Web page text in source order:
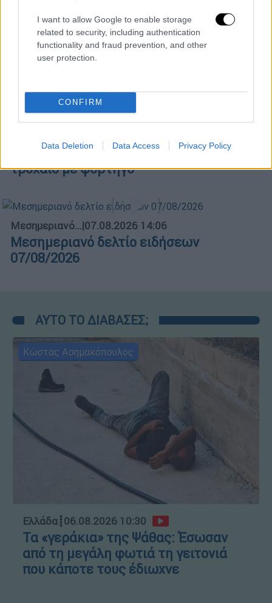
I want to allow Google to enable storage
related to security, including authentication
functionality and fraud prevention, and other
user protection.
CONFIRM
Data Deletion Data Access Privacy Policy
Κεντρικό...|07.08.2026 19:53
Σέρρες: Νεκροί μητέρα και γιος σε
τροχαίο με φορτηγό
Μεσημεριανό...|07.08.2026 14:06
Μεσημεριανό δελτίο ειδήσεων
07/08/2026
ΑΥΤΟ ΤΟ ΔΙΑΒΑΣΕΣ;
Κώστας Ασημακόπουλος
Ελλάδα┋06.08.2026 10:30
Τα «γεράκια» της Ψάθας: Έσωσαν
από τη μεγάλη φωτιά τη γειτονιά
που κάποτε τους έδιωχνε